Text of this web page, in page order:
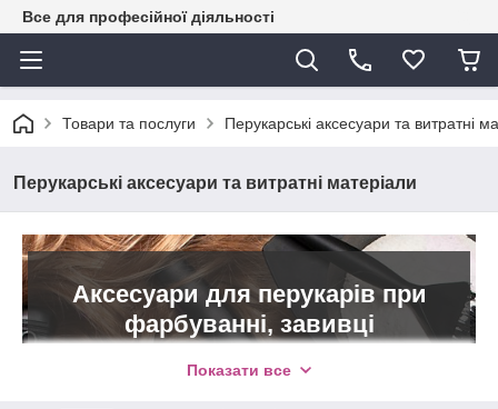
Все для професійної діяльності
Товари та послуги Перукарські аксесуари та витратні
Перукарські аксесуари та витратні матеріали
Аксесуари для перукарів при
фарбуванні, завивці
В інтернет-магазині «Магія краси» представлена
Показати все